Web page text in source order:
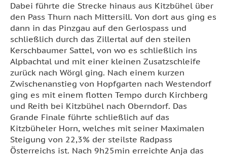
Dabei führte die Strecke hinaus aus Kitzbühel über
den Pass Thurn nach Mittersill. Von dort aus ging es
dann in das Pinzgau auf den Gerlospass und
schließlich durch das Zillertal auf den steilen
Kerschbaumer Sattel, von wo es schließlich ins
Alpbachtal und mit einer kleinen Zusatzschleife
zurück nach Wörgl ging. Nach einem kurzen
Zwischenanstieg von Hopfgarten nach Westendorf
ging es mit einem flotten Tempo durch Kirchberg
und Reith bei Kitzbühel nach Oberndorf. Das
Grande Finale führte schließlich auf das
Kitzbüheler Horn, welches mit seiner Maximalen
Steigung von 22,3% der steilste Radpass
Österreichs ist. Nach 9h25min erreichte Anja das